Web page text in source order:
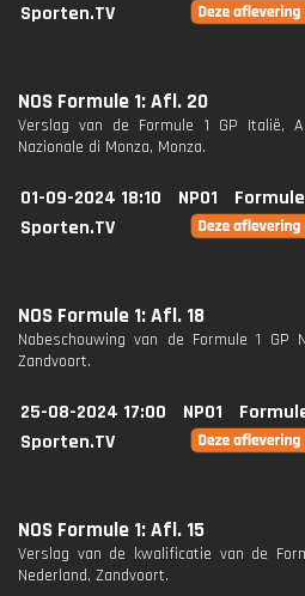
Sporten.TV
NOS Formule 1: Afl. 20
Verslag van de Formule 1 GP Italië,
Nazionale di Monza, Monza.
01-09-2024 18:10 NPO1
Sporten.TV
NOS Formule 1: Afl. 18
Nabeschouwing van de Formule 1 GP
Zandvoort.
25-08-2024 17:00 NPO1
Sporten.TV
NOS Formule 1: Afl. 15
Verslag van de kwalificatie van de
Nederland, Zandvoort.